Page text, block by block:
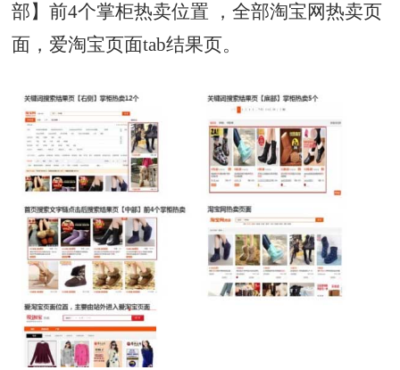
部】前4个掌柜热卖位置 ，全部淘宝网热卖页
面，爱淘宝页面tab结果页。